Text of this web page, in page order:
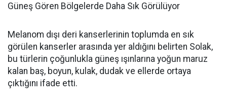
Güneş Gören Bölgelerde Daha Sık Görülüyor
Melanom dışı deri kanserlerinin toplumda en sık
görülen kanserler arasında yer aldığını belirten Solak,
bu türlerin çoğunlukla güneş ışınlarına yoğun maruz
kalan baş, boyun, kulak, dudak ve ellerde ortaya
çıktığını ifade etti.